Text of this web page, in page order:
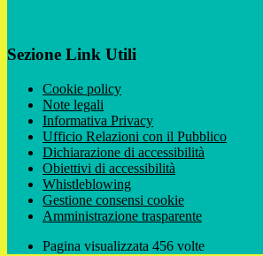
Sezione Link Utili
Cookie policy
Note legali
Informativa Privacy
Ufficio Relazioni con il Pubblico
Dichiarazione di accessibilità
Obiettivi di accessibilità
Whistleblowing
Gestione consensi cookie
Amministrazione trasparente
Pagina visualizzata 456 volte